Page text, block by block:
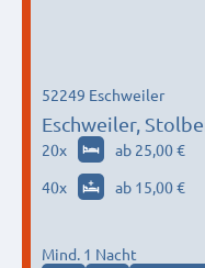
Eschweiler,
52249 Eschweiler
20x ab 25,00 €
40x ab 15,00 €
Mind. 1 Nacht